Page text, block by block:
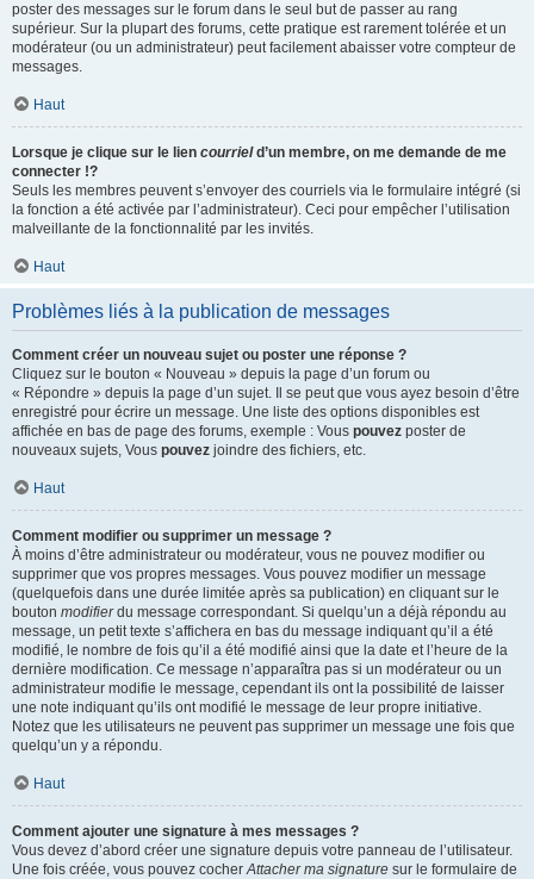
poster des messages sur le forum dans le seul but de passer au rang
supérieur. Sur la plupart des forums, cette pratique est rarement tolérée et un
modérateur (ou un administrateur) peut facilement abaisser votre compteur de
messages.
Haut
Lorsque je clique sur le lien courrield’un membre, on me demande de me
connecter !?
Seuls les membres peuvent s’envoyer des courriels via le formulaire intégré (si
la fonction a été activée par l’administrateur). Ceci pour empêcher l’utilisation
malveillante de la fonctionnalité par les invités.
Haut
Problèmes liés à la publication de messages
Comment créer un nouveau sujet ou poster une réponse ?
Cliquez sur le bouton « Nouveau » depuis la page d’un forum ou
« Répondre » depuis la page d’un sujet. Il se peut que vous ayez besoin d’être
enregistré pour écrire un message. Une liste des options disponibles est
affichée en bas de page des forums, exemple : Vous pouvez poster de
nouveaux sujets, Vous pouvez joindre des fichiers, etc.
Haut
Comment modifier ou supprimer un message ?
À moins d’être administrateur ou modérateur, vous ne pouvez modifier ou
supprimer que vos propres messages. Vous pouvez modifier un message
(quelquefois dans une durée limitée après sa publication) en cliquant sur le
bouton modifierdu message correspondant. Si quelqu’un a déjà répondu au
message, un petit texte s’affichera en bas du message indiquant qu’il a été
modifié, le nombre de fois qu’il a été modifié ainsi que la date et l’heure de la
dernière modification. Ce message n’apparaîtra pas si un modérateur ou un
administrateur modifie le message, cependant ils ont la possibilité de laisser
une note indiquant qu’ils ont modifié le message de leur propre initiative.
Notez que les utilisateurs ne peuvent pas supprimer un message une fois que
quelqu’un y a répondu.
Haut
Comment ajouter une signature à mes messages ?
Vous devez d’abord créer une signature depuis votre panneau de l’utilisateur.
Une fois créée, vous pouvez cocherAttacher ma signature sur le formulaire de